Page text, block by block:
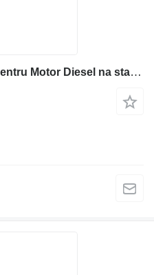
Piest SET Piston Complet pentru Motor Diesel na stavebného stroja